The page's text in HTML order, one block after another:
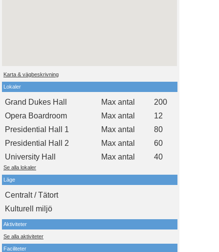
Karta & vägbeskrivning
Lokaler
Grand Dukes Hall Max antal
200
Opera Boardroom
Max antal
12
Presidential Hall 1
Max antal
80
Presidential Hall 2
Max antal
60
University Hall
Max antal 40
Se alla lokaler
Läge
Centralt / Tätort
Kulturell miljö
Aktiviteter
Se alla aktiviteter
Faciliteter